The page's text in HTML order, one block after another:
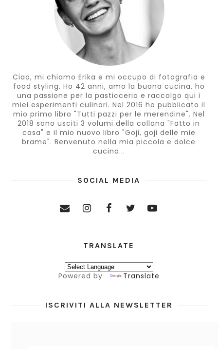
Ciao, mi chiamo Erika e mi occupo di fotografia e
food styling. Ho 42 anni, amo la buona cucina, ho
una passione per la pasticceria e raccolgo qui i
miei esperimenti culinari. Nel 2016 ho pubblicato il
mio primo libro "Tutti pazzi per le merendine". Nel
2018 sono usciti 3 volumi della collana "Fatto in
casa" e il mio nuovo libro "Goji, goji delle mie
brame". Benvenuto nella mia piccola e dolce
cucina...
SOCIAL MEDIA
TRANSLATE
Powered by Translate
ISCRIVITI ALLA NEWSLETTER